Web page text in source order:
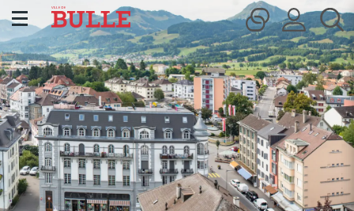
Page d'accueil
Accèder à la navigation
Accèder au contenu
Accèder à l'outil de recherche
Accèder à la table des matières
Kopfzeile
Inhalt